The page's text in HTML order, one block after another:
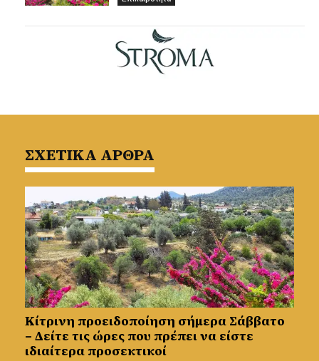
ΣΧΕΤΙΚΑ ΑΡΘΡΑ
Κίτρινη προειδοποίηση σήμερα Σάββατο
– Δείτε τις ώρες που πρέπει να είστε
ιδιαίτερα προσεκτικοί